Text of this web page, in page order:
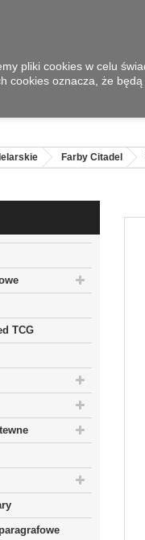
Farby Citadel
TCG
pliki cookies w celu
cookies oznacza, że